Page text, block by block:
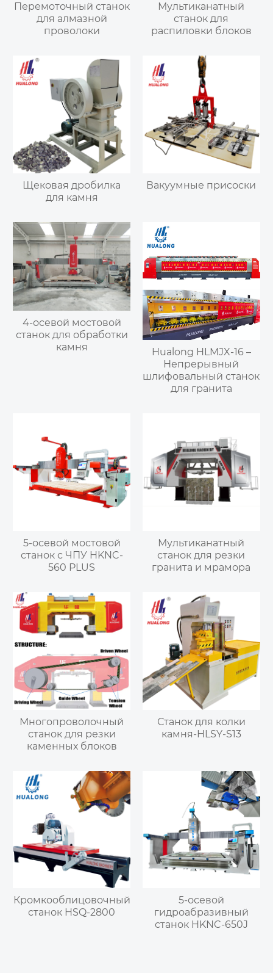
Перемоточный станок
для алмазной
проволоки
Мультиканатный
станок для
распиловки блоков
Щековая дробилка
для камня
Вакуумные присоски
4-осевой мостовой
станок для обработки
камня
Hualong HLMJX-16 –
Непрерывный
шлифовальный станок
для гранита
5-осевой мостовой
станок с ЧПУ HKNC-
560 PLUS
Мультиканатный
станок для резки
гранита и мрамора
Многопроволочный
станок для резки
каменных блоков
Станок для колки
камня-HLSY-S13
Кромкооблицовочный
станок HSQ-2800
5-осевой
гидроабразивный
станок HKNC-650J